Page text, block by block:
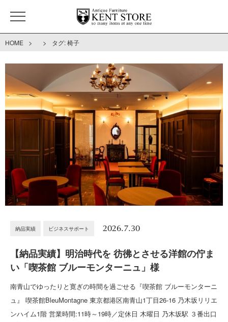
HOME > > タグ:椅子
納品実績 ビジネスサポート 2026.7.30
【納品実績】明治時代を 彷彿とさせる洋館の佇ま
い「喫茶館 ブルーモンターニュ」様
南青山でゆったりと寛ぎの時間を過ごせる『喫茶館 ブルーモンターニ
ュ』 喫茶館BleuMontagne 東京都港区南青山1丁目26-16 乃木坂リリエ
ンハイム1階 営業時間:11時～19時／定休日 木曜日 乃木坂駅 ３番出口